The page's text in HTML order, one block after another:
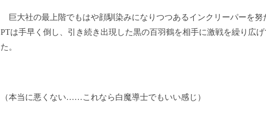
巨大社の最上階でもはや顔馴染みになりつつあるインクリーパーを努
PTは手早く倒し、引き続き出現した黒の百羽鶴を相手に激戦を繰り広げ
た。
（本当に悪くない……これなら白魔導士でもいい感じ）